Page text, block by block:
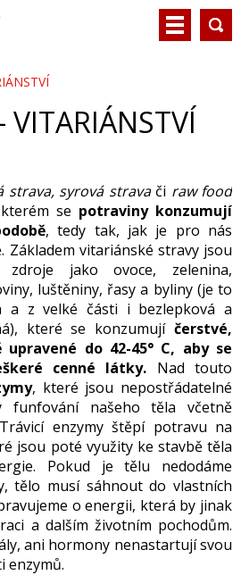
strava, syrová stravači raw food
se potraviny konzumují
, tedy tak, jak je pro nás
Základem vitariánské stravy jsou
zdroje jako ovoce, zelenina,
luštěniny, řasy a byliny (je to
a z velké části i bezlepková a
které se konzumují čerstvé,
do 42-45° C, aby se
cenné látky. Nad touto
, které jsou nepostřádatelné
funfování našeho těla včetně
enzymy štěpí potravu na
jsou poté využity ke stavbě těla
Pokud je tělu nedodáme
tělo musí sáhnout do vlastních
o energii, která by jinak
a dalším životním pochodům.
ani hormony nenastartují svou
enzymů.